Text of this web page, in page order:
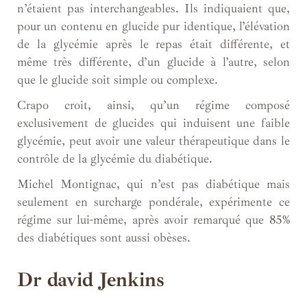
n’étaient pas interchangeables. Ils indiquaient que,
pour un contenu en glucide pur identique, l’élévation
de la glycémie après le repas était différente, et
même très différente, d’un glucide à l’autre, selon
que le glucide soit simple ou complexe.
Crapo croit, ainsi, qu’un régime composé
exclusivement de glucides qui induisent une faible
glycémie, peut avoir une valeur thérapeutique dans le
contrôle de la glycémie du diabétique.
Michel Montignac, qui n’est pas diabétique mais
seulement en surcharge pondérale, expérimente ce
régime sur lui-même, après avoir remarqué que 85%
des diabétiques sont aussi obèses.
Dr david Jenkins